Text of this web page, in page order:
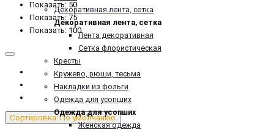
Декоративная лента, сетка
Декоративная лента, сетка
Лента декоративная
Сетка флористическая
Кресты
Кружево, рюши, тесьма
Накладки из фольги
Одежда для усопших
Одежда для усопших
Женская одежда
Показать: 50
Показать: 75
Показать: 100
Сортировка: По умолчанию